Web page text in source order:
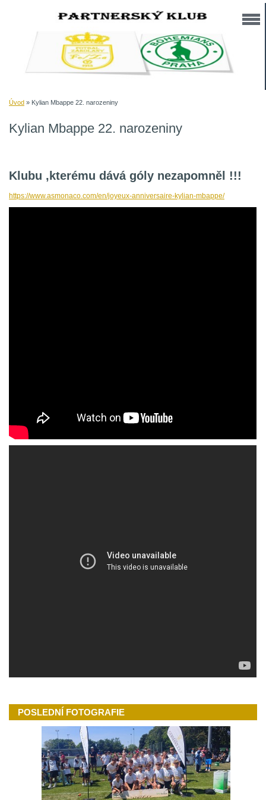
Úvod » Kylian Mbappe 22. narozeniny
Kylian Mbappe 22. narozeniny
Klubu ,kterému dává góly nezapomněl !!!
https://www.asmonaco.com/en/joyeux-anniversaire-kylian-mbappe/
POSLEDNÍ FOTOGRAFIE